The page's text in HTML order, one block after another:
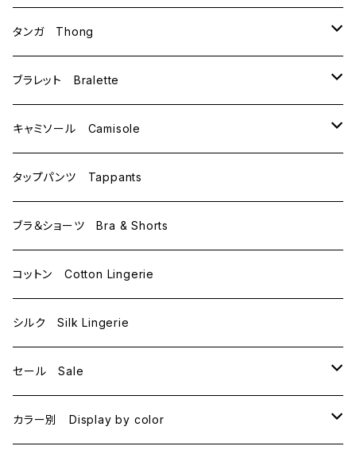
B75
C65
C70
C75
D65
D70
E70
M
L
タンガ Thong
M
ブラレット Bralette
M
L
キャミソール Camisole
M
L
タップパンツ Tappants
ブラ＆ショーツ Bra & Shorts
コットン Cotton Lingerie
シルク Silk Lingerie
セール Sale
B70
カラー別 Display by color